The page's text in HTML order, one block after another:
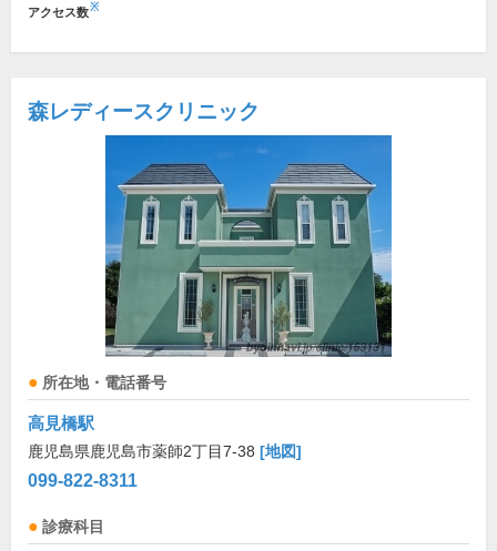
アクセス数※
森レディースクリニック
所在地・電話番号
高見橋駅
鹿児島県鹿児島市薬師2丁目7-38 [地図]
099-822-8311
診療科目